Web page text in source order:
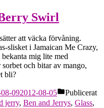
Swirl
att väcka förvåning.
slisket i Jamaican Me Crazy,
mig lite med
och bitar av mango,
bli?
092012-08-05
Publicerat
jerry, Ben and Jerrys, Glass,